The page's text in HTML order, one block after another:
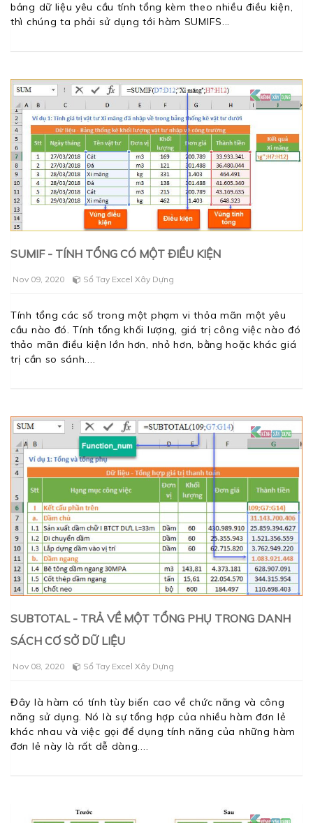
bảng dữ liệu yêu cầu tính tổng kèm theo nhiều điều kiện,
thì chúng ta phải sử dụng tới hàm SUMIFS
SUMIF - TÍNH TỔNG CÓ MỘT ĐIỀU KIỆN
Nov 09, 2020 Sổ Tay Excel Xây Dựng
Tính tổng các số trong một phạm vi thỏa mãn một yêu
cầu nào đó. Tính tổng khối lượng, giá trị công việc nào đó
thảo mãn điều kiện lớn hơn, nhỏ hơn, bằng hoặc khác giá
trị cần so sánh.
SUBTOTAL - TRẢ VỀ MỘT TỔNG PHỤ TRONG DANH
SÁCH CƠ SỞ DỮ LIỆU
Nov 08, 2020 Sổ Tay Excel Xây Dựng
Đây là hàm có tính tùy biến cao về chức năng và công
năng sử dụng. Nó là sự tổng hợp của nhiều hàm đơn lẻ
khác nhau và việc gọi để dụng tính năng của những hàm
đơn lẻ này là rất dễ dàng.